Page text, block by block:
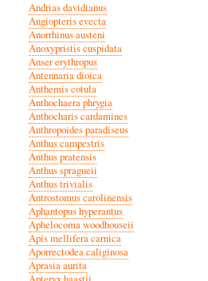
Andrias davidianus
Angiopteris evecta
Anorrhinus austeni
Anoxypristis cuspidata
Anser erythropus
Antennaria dioica
Anthemis cotula
Anthochaera phrygia
Anthocharis cardamines
Anthropoides paradiseus
Anthus campestris
Anthus pratensis
Anthus spragueii
Anthus trivialis
Antrostomus carolinensis
Aphantopus hyperantus
Aphelocoma woodhouseii
Apis mellifera carnica
Aporrectodea caliginosa
Aprasia aurita